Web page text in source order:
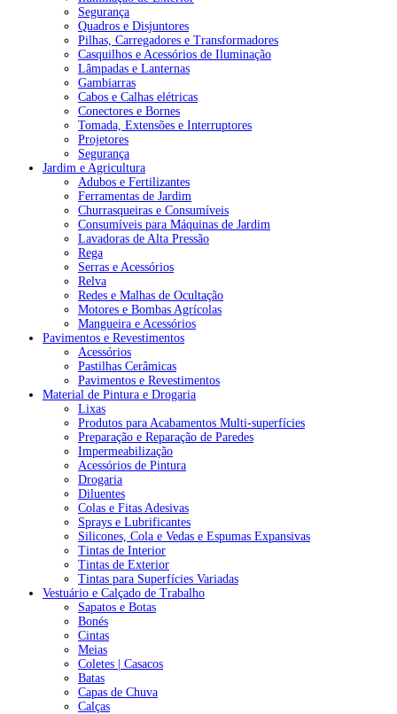
Segurança
Quadros e Disjuntores
Pilhas, Carregadores e Transformadores
Casquilhos e Acessórios de Iluminação
Lâmpadas e Lanternas
Gambiarras
Cabos e Calhas elétricas
Conectores e Bornes
Tomada, Extensões e Interruptores
Projetores
Segurança
Jardim e Agricultura
Adubos e Fertilizantes
Ferramentas de Jardim
Churrasqueiras e Consumíveis
Consumíveis para Máquinas de Jardim
Lavadoras de Alta Pressão
Rega
Serras e Acessórios
Relva
Redes e Malhas de Ocultação
Motores e Bombas Agrícolas
Mangueira e Acessórios
Pavimentos e Revestimentos
Acessórios
Pastilhas Cerâmicas
Pavimentos e Revestimentos
Material de Pintura e Drogaria
Lixas
Produtos para Acabamentos Multi-superfícies
Preparação e Reparação de Paredes
Impermeabilização
Acessórios de Pintura
Drogaria
Diluentes
Colas e Fitas Adesivas
Sprays e Lubrificantes
Silicones, Cola e Vedas e Espumas Expansivas
Tintas de Interior
Tintas de Exterior
Tintas para Superfícies Variadas
Vestuário e Calçado de Trabalho
Sapatos e Botas
Bonés
Cintas
Meias
Coletes | Casacos
Batas
Capas de Chuva
Calças